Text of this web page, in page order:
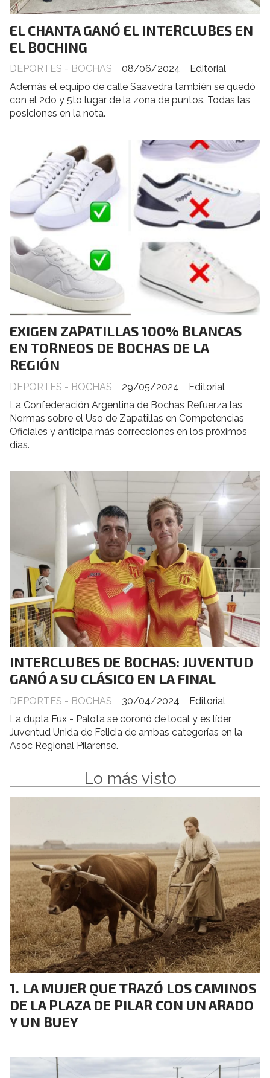
EL CHANTA GANÓ EL INTERCLUBES EN
EL BOCHING
Editorial
DEPORTES - BOCHAS
08/06/2024
Además el equipo de calle Saavedra también se quedó
con el 2do y 5to lugar de la zona de puntos. Todas las
posiciones en la nota.
EXIGEN ZAPATILLAS 100% BLANCAS
EN TORNEOS DE BOCHAS DE LA
REGIÓN
Editorial
DEPORTES - BOCHAS
29/05/2024
La Confederación Argentina de Bochas Refuerza las
Normas sobre el Uso de Zapatillas en Competencias
Oficiales y anticipa más correcciones en los próximos
días.
INTERCLUBES DE BOCHAS: JUVENTUD
GANÓ A SU CLÁSICO EN LA FINAL
Editorial
DEPORTES - BOCHAS
30/04/2024
La dupla Fux - Palota se coronó de local y es líder
Juventud Unida de Felicia de ambas categorías en la
Asoc Regional Pilarense.
Lo más visto
LA MUJER QUE TRAZÓ LOS CAMINOS
DE LA PLAZA DE PILAR CON UN ARADO
Y UN BUEY